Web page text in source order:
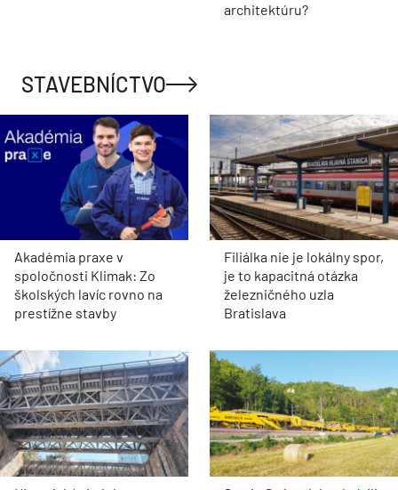
architektúru?
STAVEBNÍCTVO
Akadémia praxe v
spoločnosti Klimak: Zo
školských lavíc rovno na
prestížne stavby
Filiálka nie je lokálny spor,
je to kapacitná otázka
železničného uzla
Bratislava